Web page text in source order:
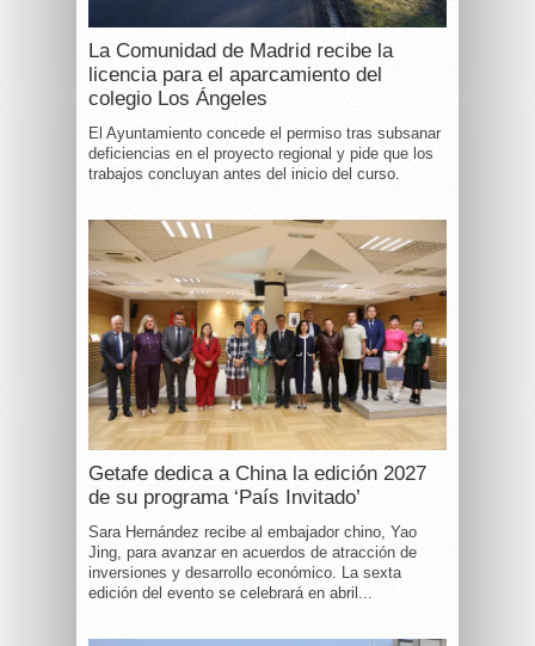
La Comunidad de Madrid recibe la
licencia para el aparcamiento del
colegio Los Ángeles
El Ayuntamiento concede el permiso tras subsanar
deficiencias en el proyecto regional y pide que los
trabajos concluyan antes del inicio del curso.
Getafe dedica a China la edición 2027
de su programa ‘País Invitado’
Sara Hernández recibe al embajador chino, Yao
Jing, para avanzar en acuerdos de atracción de
inversiones y desarrollo económico. La sexta
edición del evento se celebrará en abril...